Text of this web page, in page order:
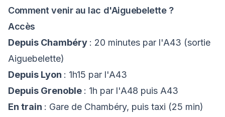
Comment venir au lac d'Aiguebelette ?
Accès
Depuis Chambéry : 20 minutes par l'A43 (sortie
Aiguebelette)
Depuis Lyon : 1h15 par l'A43
Depuis Grenoble : 1h par l'A48 puis A43
En train : Gare de Chambéry, puis taxi (25 min)